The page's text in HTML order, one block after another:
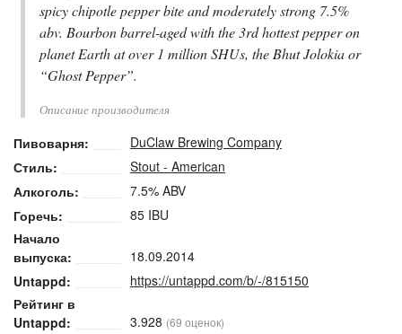
spicy chipotle pepper bite and moderately strong 7.5%
abv. Bourbon barrel-aged with the 3rd hottest pepper on
planet Earth at over 1 million SHUs, the Bhut Jolokia or
“Ghost Pepper”.
Описание производителя
Пивоварня:
DuClaw Brewing Company
Стиль:
Stout - American
Алкоголь:
7.5% ABV
Горечь:
85 IBU
Начало
выпуска:
18.09.2014
Untappd:
https://untappd.com/b/-/815150
Рейтинг в
Untappd:
3.928 (69 оценок)